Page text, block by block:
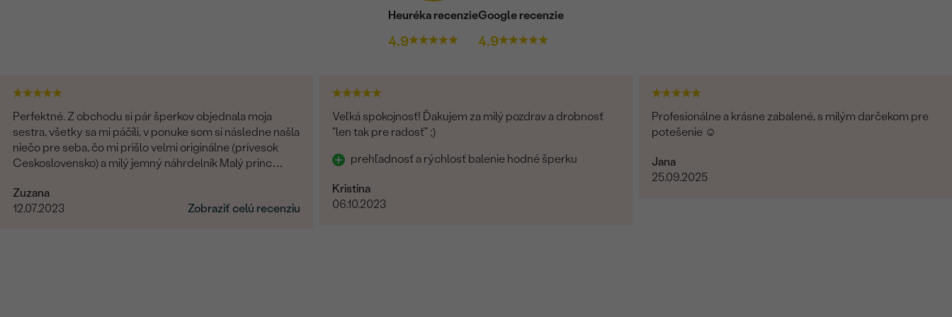
Heuréka recenzie
4.9
Google recenzie
4.9
Perfektné. Z obchodu si pár šperkov objednala moja
sestra, všetky sa mi páčili, v ponuke som si následne našla
niečo pre seba, čo mi prišlo velmi originálne (prívesok
Ceskoslovensko) a milý jemný náhrdelník Malý princ
Obchod a tovar odporúčam, kto hladá šperk, urcite si
nájde to svoje.
Zuzana
12.07.2023
Zobraziť celú recenziu
Veľká spokojnosť! Ďakujem za milý pozdrav a drobnosť
"len tak pre radosť" ;)
prehľadnosť a rýchlosť balenie hodné šperku
Kristína
06.10.2023
Profesionálne a krásne zabalené, s milým darčekom pre
potešenie ☺️
Jana
25.09.2025